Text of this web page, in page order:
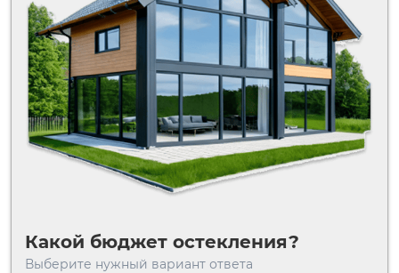
Какой бюджет остекления?
Выберите нужный вариант ответа